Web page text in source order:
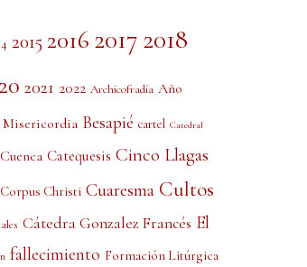
20152016 2017 2018
2021 2022 Archicofradía Año
Misericordia Besapié cartel Catedral
Catequesis Cinco Llagas
Corpus Christi Cuaresma Cultos
Cátedra Gonzalez Francés El
fallecimiento Formación Litúrgica